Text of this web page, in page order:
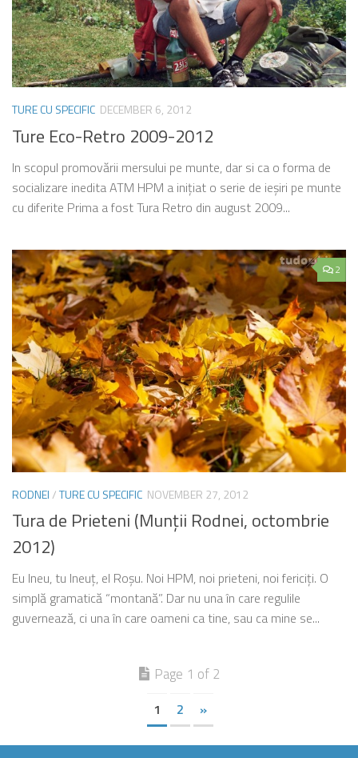
TURE CU SPECIFIC DECEMBER 6, 2012
Ture Eco-Retro 2009-2012
In scopul promovării mersului pe munte, dar si ca o forma de
socializare inedita ATM HPM a iniţiat o serie de ieşiri pe munte
cu diferite Prima a fost Tura Retro din august 2009...
2
RODNEI/TURE CU SPECIFIC NOVEMBER 27, 2012
Tura de Prieteni (Munţii Rodnei, octombrie
2012)
Eu Ineu, tu Ineuţ, el Roşu. Noi HPM, noi prieteni, noi fericiţi. O
simplă gramatică “montană”. Dar nu una în care regulile
guvernează, ci una în care oameni ca tine, sau ca mine se...
Page 1 of 2
1 2 »